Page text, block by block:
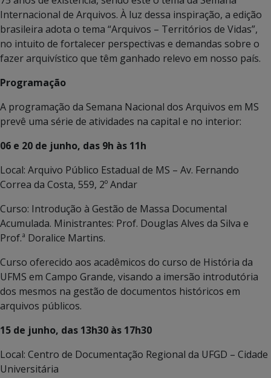
Internacional de Arquivos. À luz dessa inspiração, a edição
brasileira adota o tema “Arquivos – Territórios de Vidas”,
no intuito de fortalecer perspectivas e demandas sobre o
fazer arquivístico que têm ganhado relevo em nosso país.
Programação
A programação da Semana Nacional dos Arquivos em MS
prevê uma série de atividades na capital e no interior:
06 e 20 de junho, das 9h às 11h
Local: Arquivo Público Estadual de MS – Av. Fernando
Correa da Costa, 559, 2º Andar
Curso: Introdução à Gestão de Massa Documental
Acumulada. Ministrantes: Prof. Douglas Alves da Silva e
Prof.ª Doralice Martins.
Curso oferecido aos acadêmicos do curso de História da
UFMS em Campo Grande, visando a imersão introdutória
dos mesmos na gestão de documentos históricos em
arquivos públicos.
15 de junho, das 13h30 às 17h30
Local: Centro de Documentação Regional da UFGD – Cidade
Universitária